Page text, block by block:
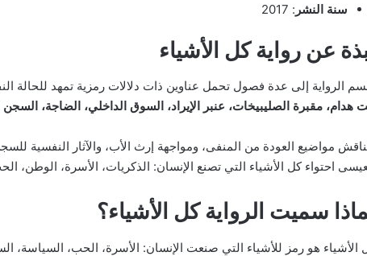
سنة النشر : 2017
عن رواية كل الأشياء
الرواية إلى عدة فصول تحمل عناوين ذات دلالات رمزية تمهد للحالة
هدام، مقبرة الصليبيخات، عنبر الإيراد، السوق الداخلي، الضاجة،
مواضيع العودة من المنفى، ومواجهة إرث الأب، والآثار النفسية
احتواء كل الأشياء التي تصنع الإنسان: الذكريات، الأسرة، الوطن،
سميت الرواية كل الأشياء؟
الأشياء هو رمز للأشياء التي صنعت الإنسان: الأسرة، الحب، السياسة،